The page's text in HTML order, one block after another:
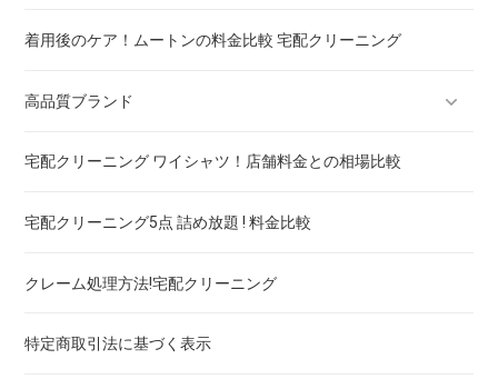
着用後のケア！ムートンの料金比較 宅配クリーニング
高品質ブランド
ブランドスーツ！宅配クリーニング 高品質 料金 比較
ブランドコート！宅配クリーニング 高品質 料金 比較
ブランドワンピース！宅配クリーニング 高品質 料金 比較
スカート・パンツ
宅配クリーニング ワイシャツ！店舗料金との相場比較
宅配クリーニング5点 詰め放題 ! 料金比較
クレーム処理方法!宅配クリーニング
特定商取引法に基づく表示